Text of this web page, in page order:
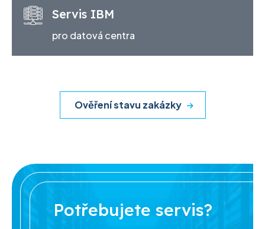
Servis IBM
pro datová centra
Ověření stavu zakázky
Potřebujete servis?